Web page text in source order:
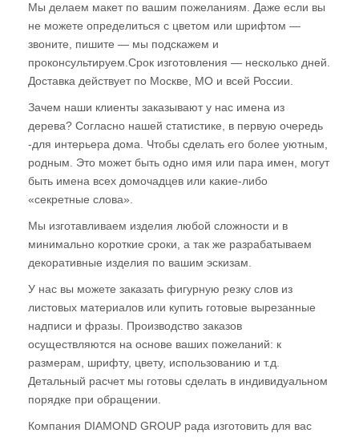
Мы делаем макет по вашим пожеланиям. Даже если вы
не можете определиться с цветом или шрифтом —
звоните, пишите — мы подскажем и
проконсультируем.Срок изготовления — несколько дней.
Доставка действует по Москве, МО и всей России.
Зачем наши клиенты заказывают у нас имена из
дерева? Согласно нашей статистике, в первую очередь
-для интерьера дома. Чтобы сделать его более уютным,
родным. Это может быть одно имя или пара имен, могут
быть имена всех домочадцев или какие-либо
«секретные слова».
Мы изготавливаем изделия любой сложности и в
минимально короткие сроки, а так же разрабатываем
декоративные изделия по вашим эскизам.
У нас вы можете заказать фигурную резку слов из
листовых материалов или купить готовые вырезанные
надписи и фразы. Производство заказов
осуществляются на основе ваших пожеланий: к
размерам, шрифту, цвету, использованию и т.д.
Детальный расчет мы готовы сделать в индивидуальном
порядке при обращении.
Компания DIAMOND GROUP рада изготовить для вас